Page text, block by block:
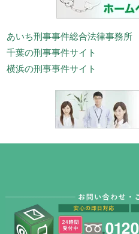
あいち刑事事件総合法律事務所
千葉の刑事事件サイト
横浜の刑事事件サイト